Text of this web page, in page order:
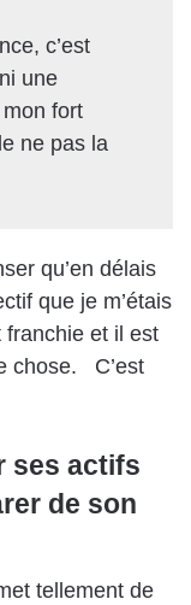
c’est
une
fort
ne pas la
qu’en délais
que je m’étais
et il est
chose. C’est
ses actifs
de son
tellement de